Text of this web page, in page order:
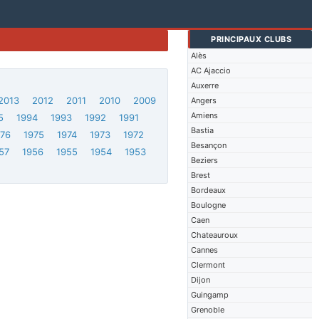
PRINCIPAUX CLUBS
Alès
AC Ajaccio
Auxerre
Angers
Amiens
Bastia
Besançon
Beziers
Brest
Bordeaux
Boulogne
Caen
Chateauroux
Cannes
Clermont
Dijon
Guingamp
Grenoble
2012 2011 2010
2009
1994 1993 1992
1991
1975 1974 1973
1972
1956 1955 1954
1953